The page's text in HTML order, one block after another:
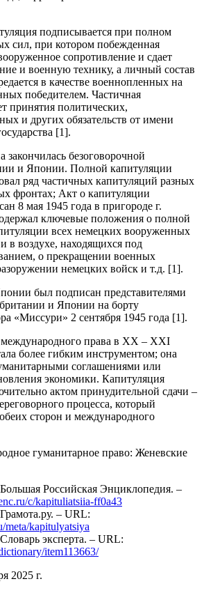
подписывается при полном
сил, при котором побежденная
сопротивление и сдает
и военную технику, а личный состав
в качестве военнопленных на
победителем. Частичная
принятия политических,
и других обязательств от имени
[1].
закончилась безоговорочной
и Японии. Полной капитуляции
ряд частичных капитуляций разных
фронтах; Акт о капитуляции
8 мая 1945 года в пригороде г.
ключевые положения о полной
всех немецких вооруженных
в воздухе, находящихся под
о прекращении военных
немецких войск и т.д. [1].
был подписан представителями
и Японии на борту
«Миссури» 2 сентября 1945 года [1].
международного права в XX – XXI
более гибким инструментом; она
соглашениями или
экономики. Капитуляция
актом принудительной сдачи –
процесса, который
сторон и международного
гуманитарное право: Женевские
Российская Энциклопедия. –
c/kapituliatsiia-ff0a43
– URL:
meta/kapitulyatsiya
эксперта. – URL:
item113663/
2025 г.